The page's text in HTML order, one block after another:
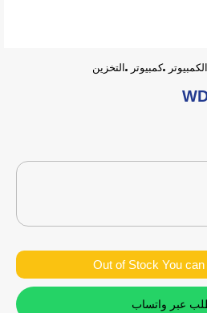
كمبيوتر التخزين
Out of Stock You
عبر واتساب